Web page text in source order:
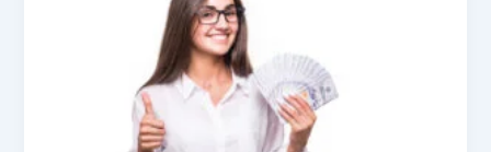
Planejamento